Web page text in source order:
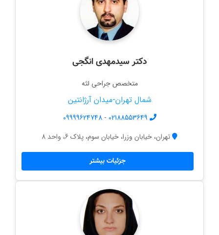
دکتر سیدمهدی انگجی
متخصص جراحی لثه
شمال تهران-میدان آرژانتین
02188553649
-
09999624748
تهران، خیابان وزرا، خیابان سوم، پلاک 6، واحد 8
جزئیات بیشتر